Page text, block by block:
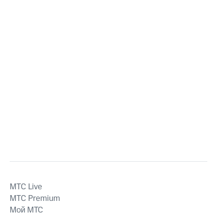
MTС Live
MTС Premium
Мой МТС